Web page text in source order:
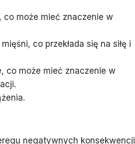
co może mieć znaczenie w
co przekłada się na siłę i
co może mieć znaczenie w
negatywnych konsekwencji